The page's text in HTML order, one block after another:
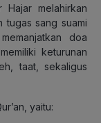
Hajar melahirkan
tugas sang suami
doa
keturunan
taat, sekaligus
yaitu: